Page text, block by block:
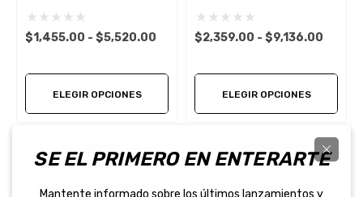
$1,455.00 - $5,520.00
ELEGIR OPCIONES
$2,359.00 - $9,136.00
ELEGIR OPCIONES
SE EL PRIMERO EN ENTERARTE
Mantente informado sobre los últimos lanzamientos y